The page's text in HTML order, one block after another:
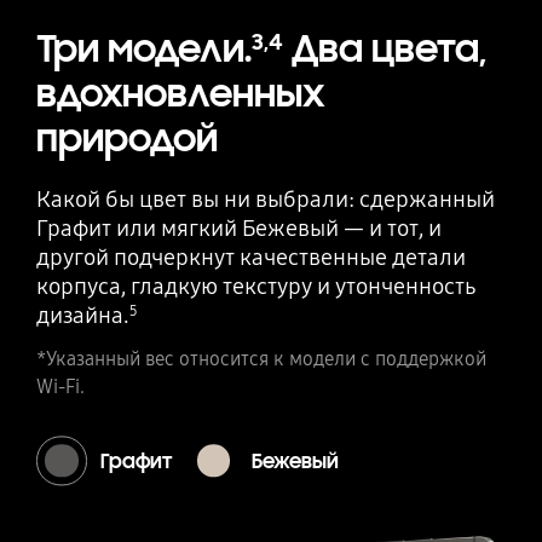
Три модели.3,4Два цвета,
вдохновленных
природой
Какой бы цвет вы ни выбрали: сдержанный
Графит или мягкий Бежевый — и тот, и
другой подчеркнут качественные детали
корпуса, гладкую текстуру и утонченность
дизайна.5
*Указанный вес относится к модели с поддержкой
Wi-Fi.
Графит Бежевый